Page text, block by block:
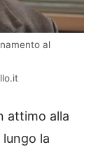
al
attimo alla
la